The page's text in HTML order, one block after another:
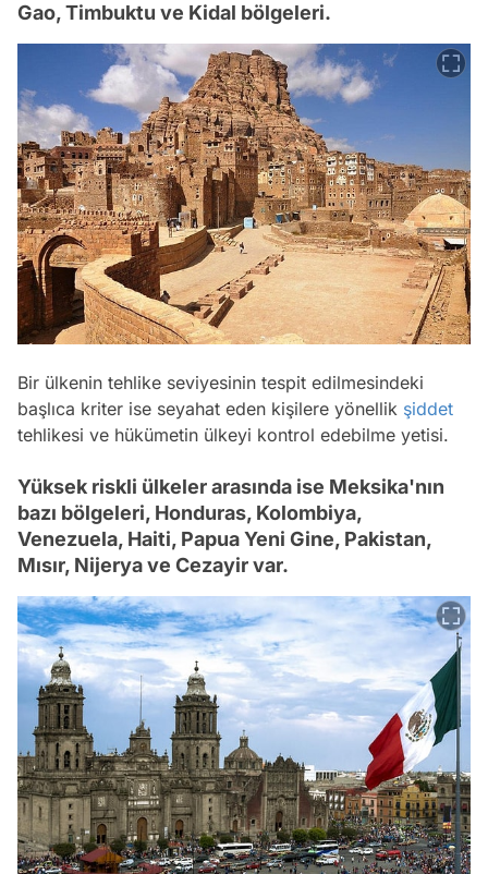
Gao, Timbuktu ve Kidal bölgeleri.
Bir ülkenin tehlike seviyesinin tespit edilmesindeki
başlıca kriter ise seyahat eden kişilere yönellik şiddet
tehlikesi ve hükümetin ülkeyi kontrol edebilme yetisi.
Yüksek riskli ülkeler arasında ise Meksika'nın
bazı bölgeleri, Honduras, Kolombiya,
Venezuela, Haiti, Papua Yeni Gine, Pakistan,
Mısır, Nijerya ve Cezayir var.